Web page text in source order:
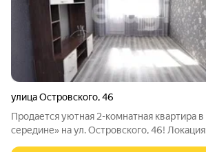
улица Островского,46
Продается уютная 2-комнатная квартира
середине» на ул. Островского, 46! Локация: 3-й этаж. Вся